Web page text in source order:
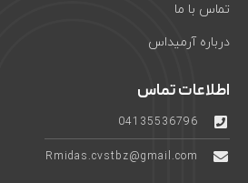
تماس با ما
درباره آرمیداس
اطلاعات تماس
04135536796
Rmidas.cvstbz@gmail.com